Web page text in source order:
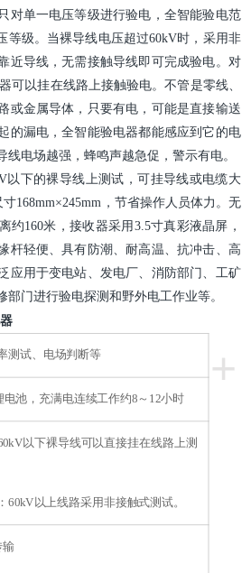
对单一电压等级进行验电，全智能验电范
等级。当裸导线电压超过60kV时，采用非
近导线，无需接触导线即可完成验电。对
可以挂在线路上接触验电。不管是零线、
或金属导体，只要有电，可能是直接输送
的漏电，全智能验电器都能感应到它的电
线电场越强，蜂鸣声越急促，警示有电。
下的裸导线上测试，可挂导线或电缆大
168mm×245mm，节省操作人员体力。无
约160米，接收器采用3.5寸真彩液晶屏，
杆轻便、具有防潮、耐高温、抗冲击、高
应用于变电站、发电厂、消防部门、工矿
门进行验电探测和野外电工作业等。
+
测试、电场判断等
电池，充满电连续工作约8～12小时
以下裸导线可以直接挂在线路上测
60kV以上线路采用非接触式测试。
输